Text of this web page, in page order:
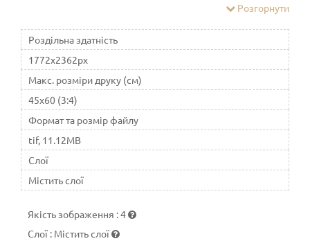
Народився у Патарі, Лікія, Римська імперія. У молодості
здійснив паломництво до Єгипту та Святої Землі. Невдовзі
після повернення став єпископом у Мирі. Зазнав гонінь за
правління римського імператора Діоклетіана, був
ув'язнений. Звільнений у часи імператора Костянтина.
Ймовірно, брав участь у Першому Нікейському соборі
(325; проте старі списки єпископів-учасників не згадують
його імені). Помер у Мирі, Лікія. Один із найшанованіших
святих у католицьких, православних і деяких
протестантських церквах.
Розгорнути
Роздільна здатність
1772x2362px
Макс. розміри друку (см)
45x60 (3:4)
Формат та розмір файлу
tif, 11.12MB
Слої
Містить слої
Якість зображення :4
Слої : Містить слої